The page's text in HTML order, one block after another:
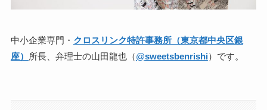
中小企業専門・ クロスリンク特許事務所（東京都中央区銀
座）
所長、弁理士の山田龍也（@sweetsbenrishi）です。